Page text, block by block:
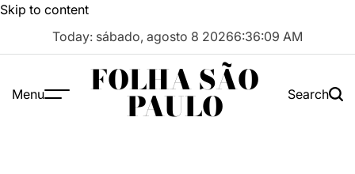
Skip to content
Today: sábado, agosto 8 20266:36:10 AM
Menu FOLHA SÃO
PAULO Search